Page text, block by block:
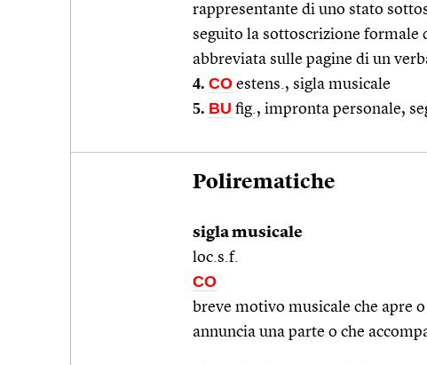
rappresentante di uno stato
seguito la sottoscrizione formale
abbreviata sulle pagine di un
4. CO estens., sigla musicale
5. BU fig., impronta personale,
Polirematiche
sigla musicale
loc.s.f.
CO
breve motivo musicale che apre
annuncia una parte o che